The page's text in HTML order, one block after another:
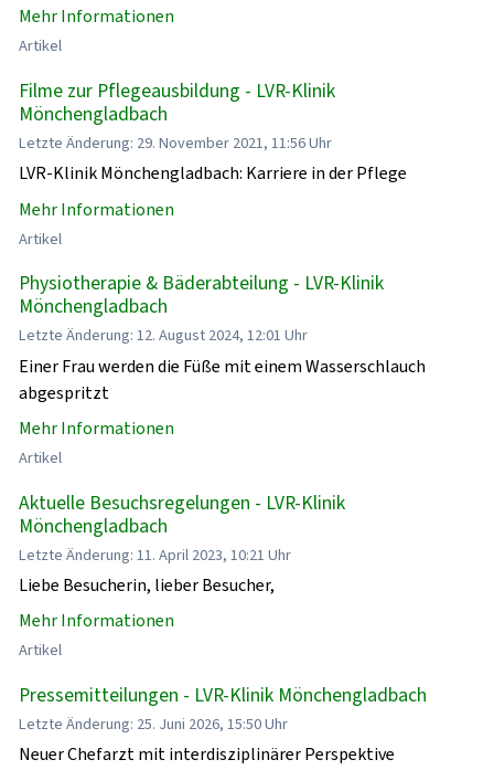
Mehr Informationen
Artikel
Filme zur Pflegeausbildung - LVR-Klinik
Mönchengladbach
Letzte Änderung: 29. November 2021, 11:56 Uhr
LVR-Klinik Mönchengladbach: Karriere in der Pflege
Mehr Informationen
Artikel
Physiotherapie & Bäderabteilung - LVR-Klinik
Mönchengladbach
Letzte Änderung: 12. August 2024, 12:01 Uhr
Einer Frau werden die Füße mit einem Wasserschlauch
abgespritzt
Mehr Informationen
Artikel
Aktuelle Besuchsregelungen - LVR-Klinik
Mönchengladbach
Letzte Änderung: 11. April 2023, 10:21 Uhr
Liebe Besucherin, lieber Besucher,
Mehr Informationen
Artikel
Pressemitteilungen - LVR-Klinik Mönchengladbach
Letzte Änderung: 25. Juni 2026, 15:50 Uhr
Neuer Chefarzt mit interdisziplinärer Perspektive